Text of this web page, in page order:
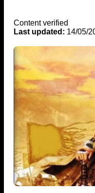
Content verified
Last updated: 14/05/